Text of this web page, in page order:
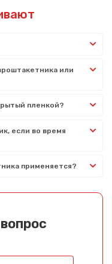
или
пленкой?
если во время
применяется?